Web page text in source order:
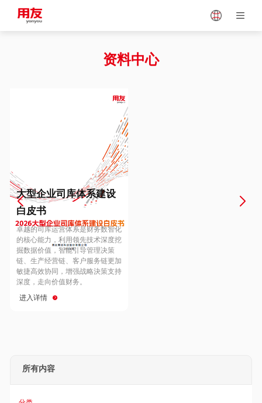
Vietnam
Europe
Hungary
Hong Kong
资料中心
大型企业司库体系建设
白皮书
卓越的司库运营体系是财务数智化
的核心能力，利用领先技术深度挖
掘数据价值，智能引导管理决策
链、生产经营链、客户服务链更加
敏捷高效协同，增强战略決策支持
深度，走向价值财务。
进入详情
所有内容